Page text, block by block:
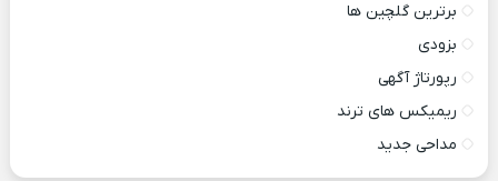
برترین گلچین ها
بزودی
رپورتاژ آگهی
ریمیکس های ترند
مداحی جدید